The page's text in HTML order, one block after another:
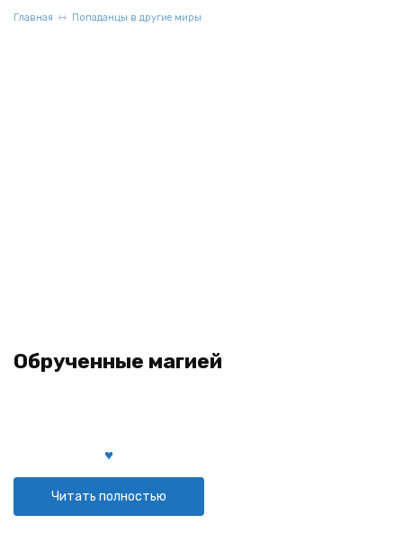
Главная Попаданцы в другие миры
Обрученные магией
Читать полностью